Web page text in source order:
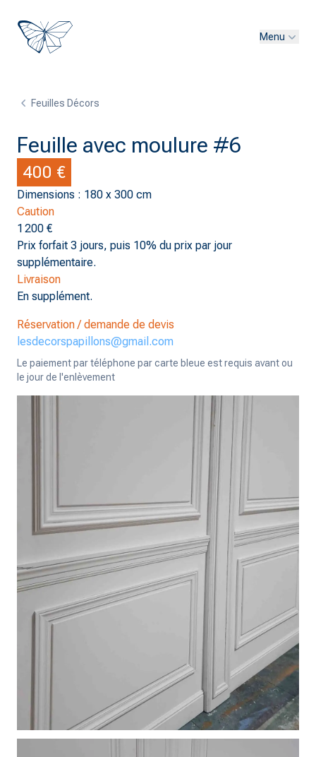
Menu
Feuilles Décors
Feuille avec moulure #6
400 €
Dimensions : 180 x 300 cm
Caution
1 200 €
Prix forfait 3 jours, puis 10% du prix par jour
supplémentaire.
Livraison
En supplément.
Réservation / demande de devis
lesdecorspapillons@gmail.com
Le paiement par téléphone par carte bleue est requis avant ou
le jour de l'enlèvement